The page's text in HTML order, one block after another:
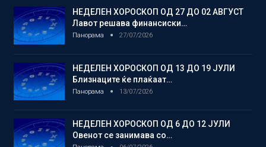
НЕДЕЛЕН ХОРОСКОП ОД 27 ДО 02 АВГУСТ
Лавот решава финансиски…
Панорама 27/07/2026
НЕДЕЛЕН ХОРОСКОП ОД 13 ДО 19 ЈУЛИ
Близнаците ќе плаќаат…
Панорама 13/07/2026
НЕДЕЛЕН ХОРОСКОП ОД 6 ДО 12 ЈУЛИ
Овенот се занимава со…